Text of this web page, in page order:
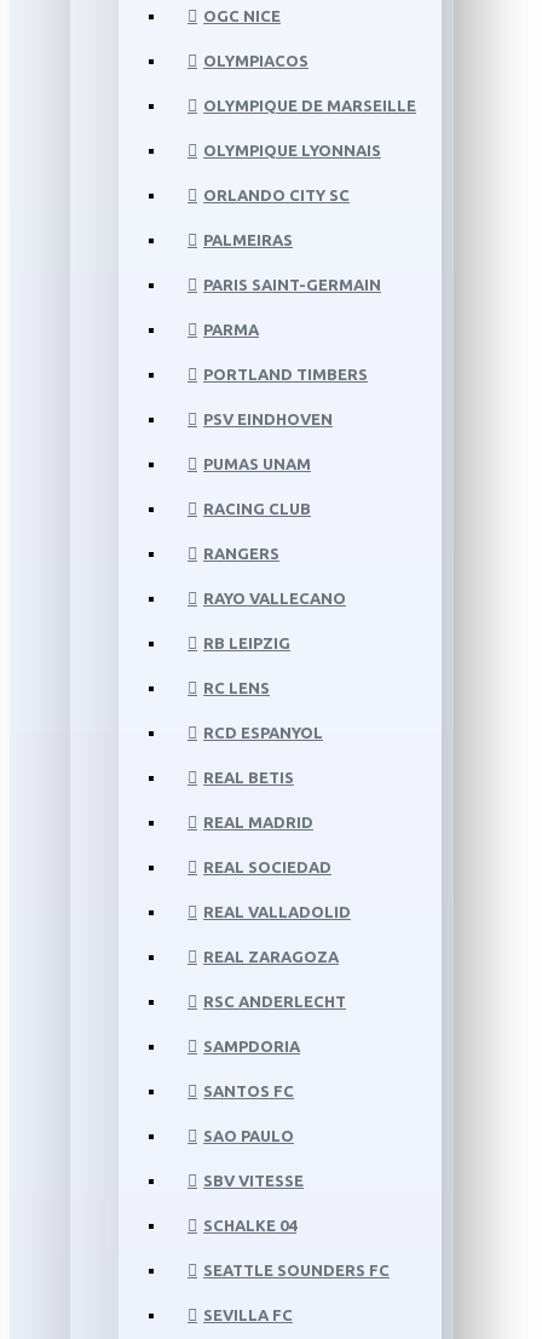
OGC NICE
OLYMPIACOS
OLYMPIQUE DE MARSEILLE
OLYMPIQUE LYONNAIS
ORLANDO CITY SC
PALMEIRAS
PARIS SAINT-GERMAIN
PARMA
PORTLAND TIMBERS
PSV EINDHOVEN
PUMAS UNAM
RACING CLUB
RANGERS
RAYO VALLECANO
RB LEIPZIG
RC LENS
RCD ESPANYOL
REAL BETIS
REAL MADRID
REAL SOCIEDAD
REAL VALLADOLID
REAL ZARAGOZA
RSC ANDERLECHT
SAMPDORIA
SANTOS FC
SAO PAULO
SBV VITESSE
SCHALKE 04
SEATTLE SOUNDERS FC
SEVILLA FC